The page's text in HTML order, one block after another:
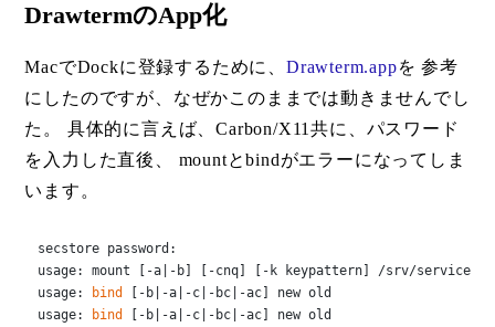
DrawtermのApp化
MacでDockに登録するために、 Drawterm.appを 参考
にしたのですが、なぜかこのままでは動きませんでし
た。 具体的に言えば、Carbon/X11共に、パスワード
を入力した直後、 mountとbindがエラーになってしま
います。
secstore password:
usage: mount [-a|-b] [-cnq] [-k keypattern] /srv/service
usage:
bind
[-b|-a|-c|-bc|-ac] new old
usage:
bind
[-b|-a|-c|-bc|-ac] new old